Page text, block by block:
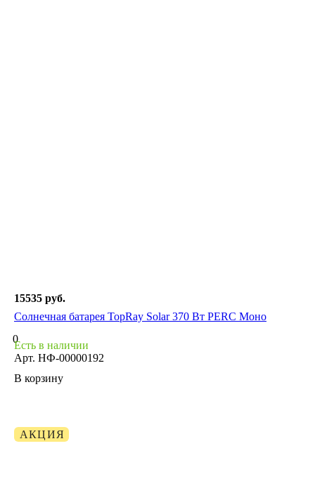
15535 руб.
Солнечная батарея TopRay Solar 370 Вт PERC Моно
0
Есть в наличии
Арт. НФ-00000192
В корзину
АКЦИЯ